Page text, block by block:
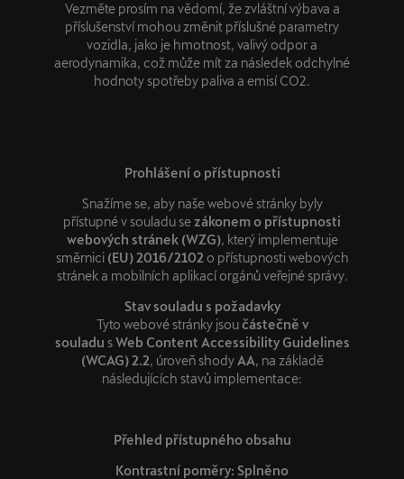
Vezměte prosím na vědomí, že zvláštní výbava a
příslušenství mohou změnit příslušné parametry
vozidla, jako je hmotnost, valivý odpor a
aerodynamika, což může mít za následek odchylné
hodnoty spotřeby paliva a emisí CO2.
Prohlášení o přístupnosti
Snažíme se, aby naše webové stránky byly
přístupné v souladu sezákonem o přístupnosti
webových stránek (WZG), který implementuje
směrnici (EU) 2016/2102 o přístupnosti webových
stránek a mobilních aplikací orgánů veřejné správy.
Stav souladu s požadavky
Tyto webové stránky jsoučástečně v
souladu sWeb Content Accessibility Guidelines
(WCAG) 2.2, úroveň shodyAA, na základě
následujících stavů implementace:
Přehled přístupného obsahu
Kontrastní poměry: Splněno